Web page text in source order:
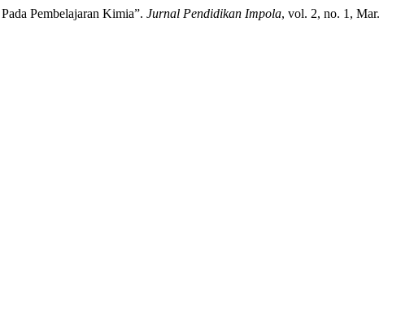
Pembelajaran Kimia”. Jurnal Pendidikan Impola, vol. 2, no. 1, Mar.